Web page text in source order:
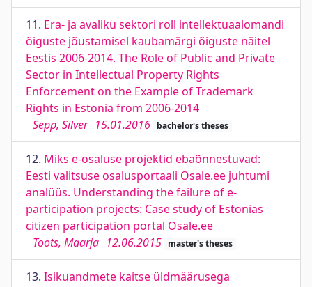
11. Era- ja avaliku sektori roll intellektuaalomandi
õiguste jõustamisel kaubamärgi õiguste näitel
Eestis 2006-2014. The Role of Public and Private
Sector in Intellectual Property Rights
Enforcement on the Example of Trademark
Rights in Estonia from 2006-2014
Sepp, Silver 15.01.2016 bachelor's theses
12. Miks e-osaluse projektid ebaõnnestuvad:
Eesti valitsuse osalusportaali Osale.ee juhtumi
analüüs. Understanding the failure of e-
participation projects: Case study of Estonias
citizen participation portal Osale.ee
Toots, Maarja 12.06.2015 master's theses
13. Isikuandmete kaitse üldmäärusega